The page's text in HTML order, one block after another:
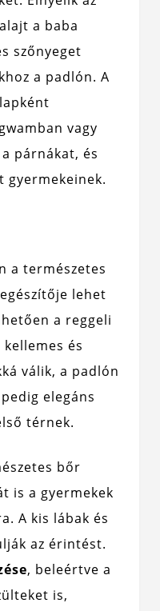
a baba
szőnyeget
a padlón. A
vagy
párnákat, és
gyermekeinek.
a természetes
lehet
a reggeli
és
válik, a padlón
elegáns
térnek.
bőr
is a gyermekek
A kis lábak és
az érintést.
, beleértve a
is,